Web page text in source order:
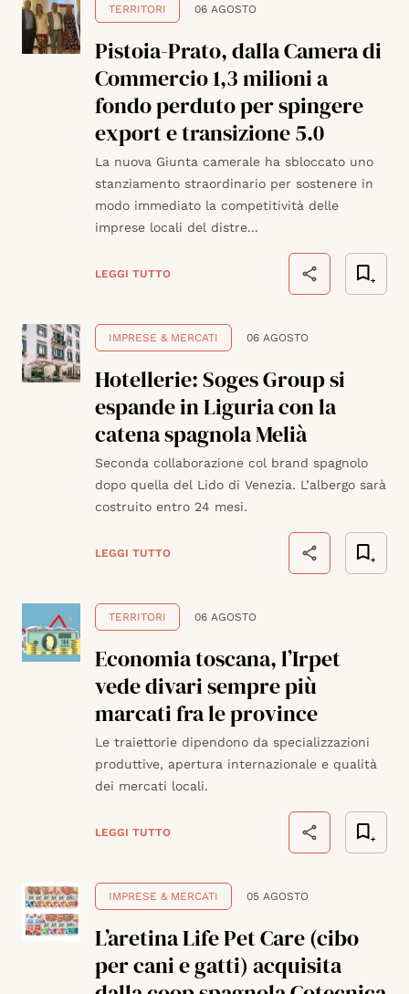
TERRITORI 06 AGOSTO
Pistoia-Prato, dalla Camera di
Commercio 1,3 milioni a
fondo perduto per spingere
export e transizione 5.0
La nuova Giunta camerale ha sbloccato uno
stanziamento straordinario per sostenere in
modo immediato la competitività delle
imprese locali del distre...
LEGGI TUTTO
IMPRESE & MERCATI 06 AGOSTO
Hotellerie: Soges Group si
espande in Liguria con la
catena spagnola Melià
Seconda collaborazione col brand spagnolo
dopo quella del Lido di Venezia. L’albergo sarà
costruito entro 24 mesi.
LEGGI TUTTO
TERRITORI 06 AGOSTO
Economia toscana, l’Irpet
vede divari sempre più
marcati fra le province
Le traiettorie dipendono da specializzazioni
produttive, apertura internazionale e qualità
dei mercati locali.
LEGGI TUTTO
IMPRESE & MERCATI 05 AGOSTO
L’aretina Life Pet Care (cibo
per cani e gatti) acquisita